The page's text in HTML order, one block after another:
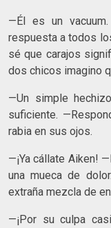
—Él es un
respuesta a todos
sé que carajos
dos chicos imagino
—Un simple
suficiente.
rabia en sus ojos.
—¡Ya cállate Aiken!
una mueca de
extraña mezcla de
—¡Por su culpa